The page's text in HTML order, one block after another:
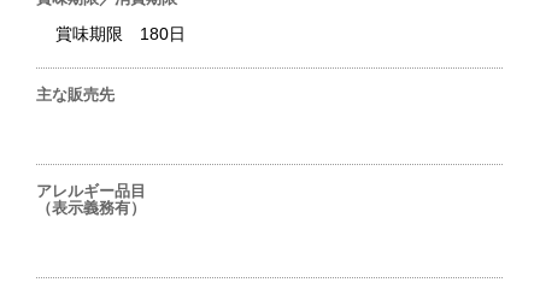
賞味期限 180日
主な販売先
アレルギー品目
（表示義務有）